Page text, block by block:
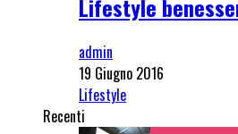
Lifestyle
admin
19 Giugno 2016
Lifestyle
Recenti